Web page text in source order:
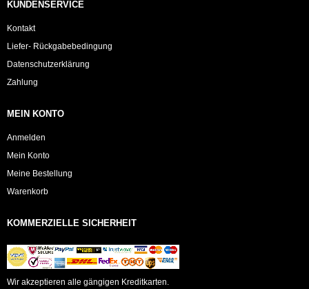
KUNDENSERVICE
Kontakt
Liefer- Rückgabebedingung
Datenschutzerklärung
Zahlung
MEIN KONTO
Anmelden
Mein Konto
Meine Bestellung
Warenkorb
KOMMERZIELLE SICHERHEIT
Wir akzeptieren alle gängigen Kreditkarten.